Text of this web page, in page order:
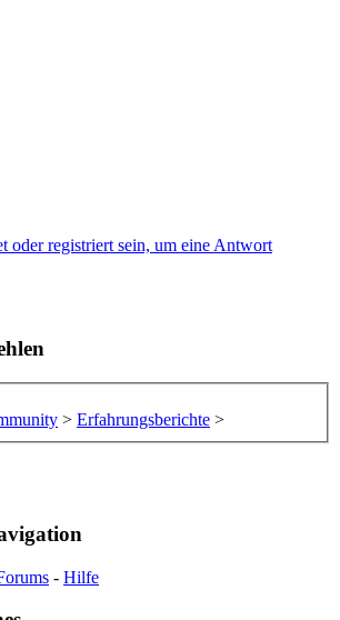
oder registriert sein, um eine Antwort
> Erfahrungsberichte >
- Hilfe